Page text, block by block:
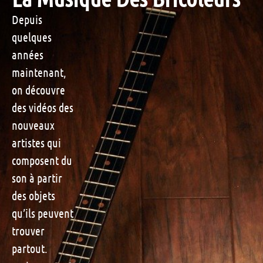
Depuis
quelques
années
maintenant,
on découvre
des vidéos des
nouveaux
artistes qui
composent du
son à partir
des objets
qu’ils peuvent
trouver
partout.